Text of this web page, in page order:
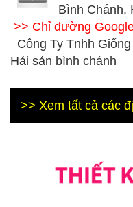
Bình Chánh,
>> Chỉ đường
Công Ty Tnhh
Hải sản bình chánh
>> Xem tất cả các